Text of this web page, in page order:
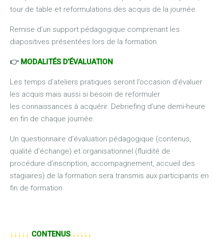
tour de table et reformulations des acquis de la journée.
Remise d’un support pédagogique comprenant les
diapositives présentées lors de la formation.
👉 MODALITÉS D’ÉVALUATION
Les temps d’ateliers pratiques seront l’occasion d’évaluer
les acquis mais aussi si besoin de reformuler
les connaissances à acquérir. Debriefing d’une demi-heure
en fin de chaque journée.
Un questionnaire d’évaluation pédagogique (contenus,
qualité d’échange) et organisationnel (fluidité de
procédure d’inscription, accompagnement, accueil des
stagiaires) de la formation sera transmis aux participants en
fin de formation.
↓↓↓↓↓ CONTENUS ↓↓↓↓↓